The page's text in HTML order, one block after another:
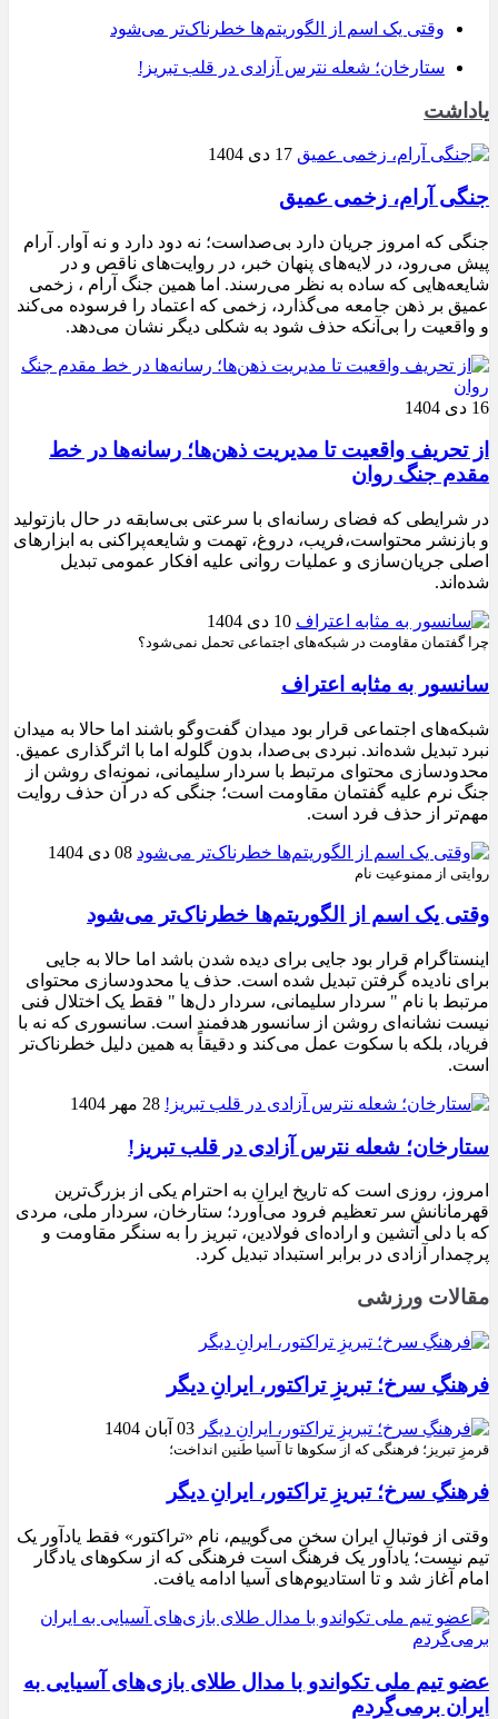
وقتی یک اسم از الگوریتم‌ها خطرناک‌تر می‌شود
ستارخان؛ شعله نترس آزادی در قلب تبریز!
یاداشت
17 دی 1404
جنگی آرام، زخمی عمیق
جنگی که امروز جریان دارد بی‌صداست؛ نه دود دارد و نه آوار. آرام
پیش می‌رود، در لایه‌های پنهان خبر، در روایت‌های ناقص و در
شایعه‌هایی که ساده به نظر می‌رسند. اما همین جنگ آرام ، زخمی
عمیق بر ذهن جامعه می‌گذارد، زخمی که اعتماد را فرسوده می‌کند
و واقعیت را بی‌آنکه حذف شود به شکلی دیگر نشان می‌دهد.
16 دی 1404
از تحریف واقعیت تا مدیریت ذهن‌ها؛ رسانه‌ها در خط
مقدم جنگ روان
در شرایطی که فضای رسانه‌ای با سرعتی بی‌سابقه در حال بازتولید
و بازنشر محتواست،فریب، دروغ، تهمت و شایعه‌پراکنی به ابزارهای
اصلی جریان‌سازی و عملیات روانی علیه افکار عمومی تبدیل
شده‌اند.
10 دی 1404
چرا گفتمان مقاومت در شبکه‌های اجتماعی تحمل نمی‌شود؟
سانسور به مثابه اعتراف
شبکه‌های اجتماعی قرار بود میدان گفت‌وگو باشند اما حالا به میدان
نبرد تبدیل شده‌اند. نبردی بی‌صدا، بدون گلوله اما با اثرگذاری عمیق.
محدودسازی محتوای مرتبط با سردار سلیمانی، نمونه‌ای روشن از
جنگ نرم علیه گفتمان مقاومت است؛ جنگی که در آن حذف روایت
مهم‌تر از حذف فرد است.
08 دی 1404
روایتی از ممنوعیت نام
وقتی یک اسم از الگوریتم‌ها خطرناک‌تر می‌شود
اینستاگرام قرار بود جایی برای دیده شدن باشد اما حالا به جایی
برای نادیده گرفتن تبدیل شده است. حذف یا محدودسازی محتوای
مرتبط با نام " سردار سلیمانی، سردار دل‌ها " فقط یک اختلال فنی
نیست نشانه‌ای روشن از سانسور هدفمند است. سانسوری که نه با
فریاد، بلکه با سکوت عمل می‌کند و دقیقاً به همین دلیل خطرناک‌تر
است.
28 مهر 1404
ستارخان؛ شعله نترس آزادی در قلب تبریز!
امروز، روزی است که تاریخ ایران به احترام یکی از بزرگ‌ترین
قهرمانانش سر تعظیم فرود می‌آورد؛ ستارخان، سردار ملی، مردی
که با دلی آتشین و اراده‌ای فولادین، تبریز را به سنگر مقاومت و
پرچمدار آزادی در برابر استبداد تبدیل کرد.
مقالات ورزشی
فرهنگِ سرخ؛ تبریزِ تراکتور، ایرانِ دیگر
03 آبان 1404
قرمزِ تبریز؛ فرهنگی که از سکوها تا آسیا طنین انداخت؛
فرهنگِ سرخ؛ تبریزِ تراکتور، ایرانِ دیگر
وقتی از فوتبال ایران سخن می‌گوییم، نام «تراکتور» فقط یادآور یک
تیم نیست؛ یادآور یک فرهنگ است فرهنگی که از سکوهای یادگار
امام آغاز شد و تا استادیوم‌های آسیا ادامه یافت.
عضو تیم ملی تکواندو با مدال طلای بازی‌های آسیایی به
ایران برمی‌گردم